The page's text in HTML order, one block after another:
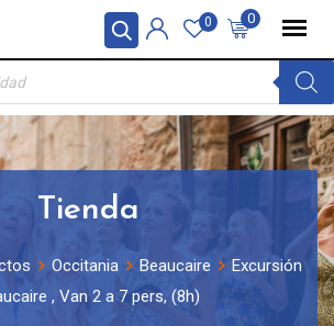
0
0
Tienda
Occitania Beaucaire
Excursión
, Van 2 a 7 pers, (8h)